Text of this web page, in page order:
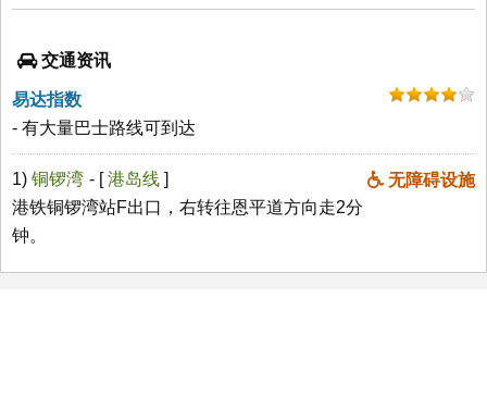
交通资讯
易达指数
- 有大量巴士路线可到达
1) 铜锣湾 无障碍设施
- [港岛线 ]
港铁铜锣湾站F出口，右转往恩平道方向走2分
钟。